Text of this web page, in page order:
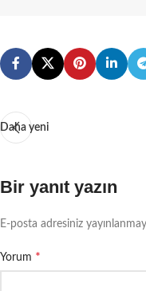
Daha yeni
Bir yanıt yazın
E-posta adresiniz
Yorum *